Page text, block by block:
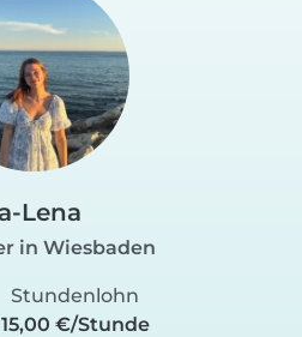
Lena
in Wiesbaden
Stundenlohn
15,00 €/Stunde